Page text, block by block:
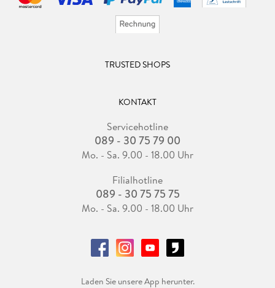
TRUSTED SHOPS
KONTAKT
Servicehotline
089 - 30 75 79 00
Mo. - Sa. 9.00 - 18.00 Uhr
Filialhotline
089 - 30 75 75 75
Mo. - Sa. 9.00 - 18.00 Uhr
Laden Sie unsere App herunter.